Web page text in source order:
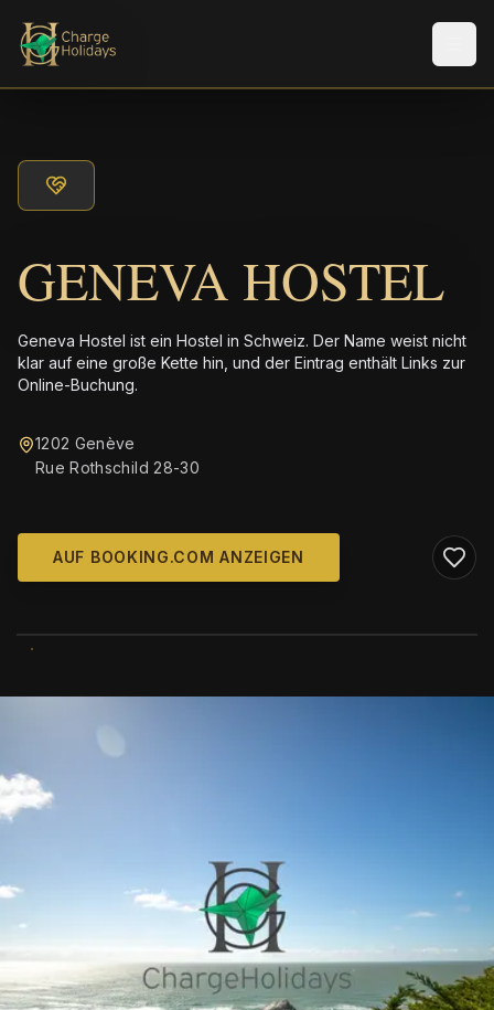
GENEVA HOSTEL
Geneva Hostel ist ein Hostel in Schweiz. Der Name weist nicht
klar auf eine große Kette hin, und der Eintrag enthält Links zur
Online-Buchung.
1202 Genève
Rue Rothschild 28-30
AUF BOOKING.COM ANZEIGEN